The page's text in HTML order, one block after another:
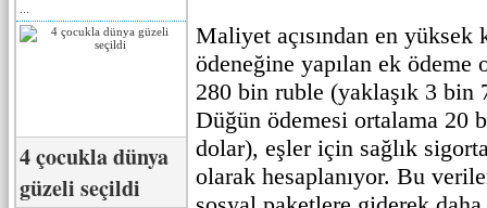
4 çocukla dünya
güzeli seçildi
Maliyet açısından en
ödeneğine yapılan ek ödeme
280 bin ruble (yaklaşık 3 bin
Düğün ödemesi ortalama 20
dolar), eşler için sağlık
olarak hesaplanıyor. Bu